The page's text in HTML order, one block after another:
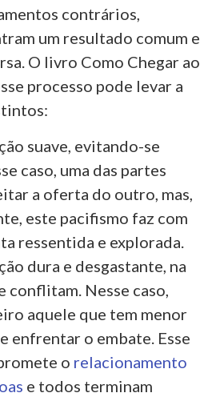
contrários,
um resultado comum e
O livro Como Chegar ao
processo pode levar a
suave, evitando-se
caso, uma das partes
a oferta do outro, mas,
este pacifismo faz com
ressentida e explorada.
dura e desgastante, na
conflitam. Nesse caso,
aquele que tem menor
enfrentar o embate. Esse
o relacionamento
e todos terminam